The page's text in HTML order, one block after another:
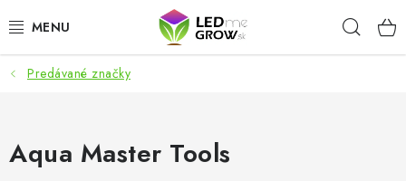
na
AKCIE
PESTOVATEĽSKÉ POTREBY
Predávané značky
Aqua Master Tools